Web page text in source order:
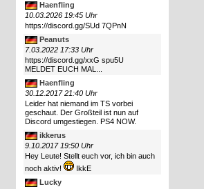
Haenfling
10.03.2026 19:45 Uhr
https://discord.gg/SUd 7QPnN
Peanuts
7.03.2022 17:33 Uhr
https://discord.gg/xxG spu5U
MELDET EUCH MAL...
Haenfling
30.12.2017 21:40 Uhr
Leider hat niemand im TS vorbei
geschaut. Der Großteil ist nun auf
Discord umgestiegen. PS4 NOW.
ikkerus
9.10.2017 19:50 Uhr
Hey Leute! Stellt euch vor, ich bin auch
noch aktiv!
IkkE
Lucky